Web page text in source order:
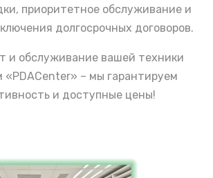
приоритетное обслуживание и
долгосрочных договоров.
и обслуживание вашей техники
«PDACenter» – мы гарантируем
и доступные цены!